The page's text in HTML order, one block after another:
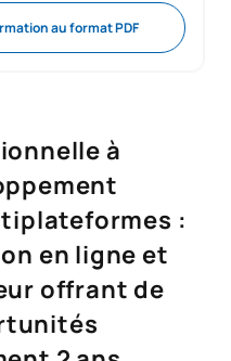
au format PDF
à
:
en ligne et
offrant de